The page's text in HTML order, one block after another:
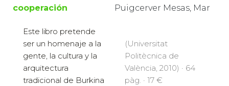
cooperación
Este libro pretende
ser un homenaje a la
gente, la cultura y la
arquitectura
tradicional de Burkina
Puigcerver Mesas, Mar
(Universitat
Politècnica de
València, 2010) · 64
pàg. · 17 €